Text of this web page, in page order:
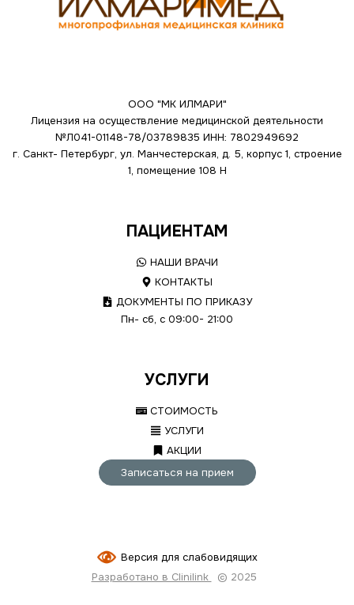
ООО "МК ИЛМАРИ"
Лицензия на осуществление медицинской деятельности
№Л041-01148-78/03789835 ИНН: 7802949692
г. Санкт- Петербург, ул. Манчестерская, д. 5, корпус 1, строение
1, помещение 108 Н
ПАЦИЕНТАМ
НАШИ ВРАЧИ
КОНТАКТЫ
ДОКУМЕНТЫ ПО ПРИКАЗУ
Пн- сб, с 09:00- 21:00
УСЛУГИ
СТОИМОСТЬ
УСЛУГИ
АКЦИИ
Записаться на прием
Версия для слабовидящих
Разработано в Clinilink
© 2025